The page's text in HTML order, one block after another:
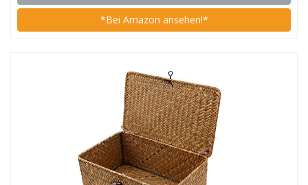
*Bei Amazon ansehen!*